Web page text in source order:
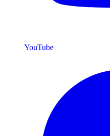
YouTube